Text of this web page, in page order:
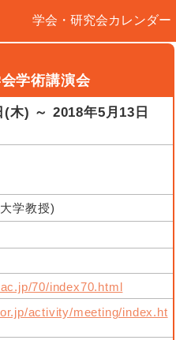
学会・研究会カレンダー
学術講演会
木) ～ 2018年5月13日
学教授)
70/index70.html
activity/meeting/index.ht